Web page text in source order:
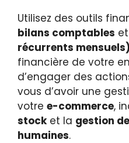
Utilisez des outils
bilans comptables
récurrents mensuels)
financière de votre
d’engager des
vous d’avoir une
votre e-commerce,
stocket la gestion
humaines.